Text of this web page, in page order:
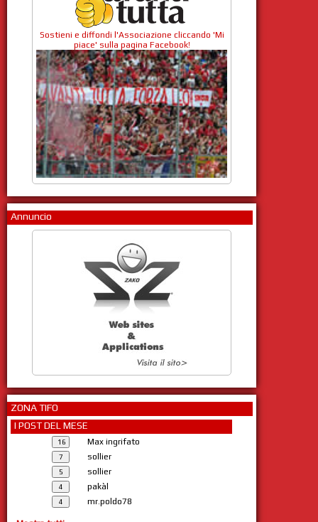
Sostieni e diffondi l'Associazione cliccando 'Mi
piace' sulla pagina Facebook!
Annuncio
ZONA TIFO
I POST DEL MESE
Max ingrifato
sollier
sollier
pakàl
mr.poldo78